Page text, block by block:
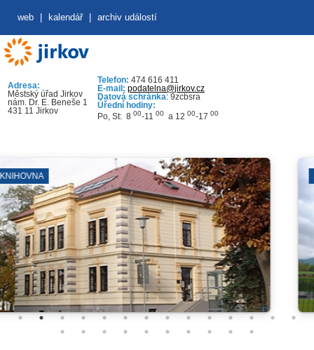
web kalendář archiv událostí
Adresa:
Městský úřad Jirkov
nám. Dr. E. Beneše 1
431 11 Jirkov
Telefon: 474 616 411
E-mail: podatelna@jirkov.cz
Datová schránka: 9zcbsra
Úřední hodiny:
Po, St: 8 00-11 00 a 12 00-17 00
SYNAGOGA